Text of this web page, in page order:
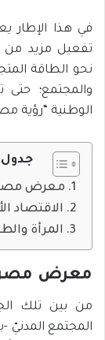
في هذا الإطار
تفعيل مزيد من
نحو الطاقة
والمجتمع؛
الوطنية “رؤية مصر
جدول
معرض مصر
الاقتصاد
المرأة
معرض مصر
من بين تلك
المجتمع